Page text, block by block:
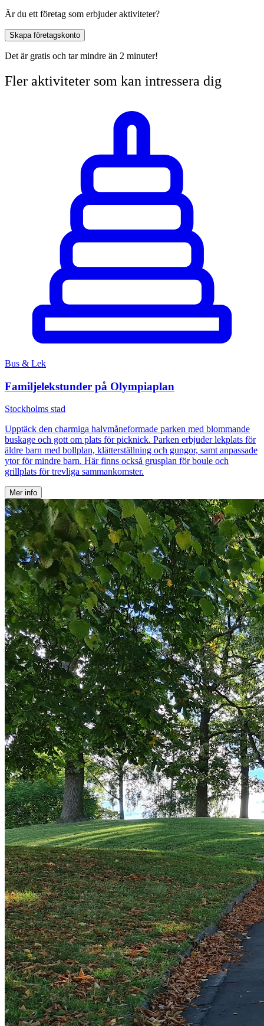
Är du ett företag som erbjuder aktiviteter?
Skapa företagskonto
Det är gratis och tar mindre än 2 minuter!
Fler aktiviteter som kan intressera dig
Bus & Lek
Familjelekstunder på Olympiaplan
Stockholms stad
Upptäck den charmiga halvmåneformade parken med blommande
buskage och gott om plats för picknick. Parken erbjuder lekplats för
äldre barn med bollplan, klätterställning och gungor, samt anpassade
ytor för mindre barn. Här finns också grusplan för boule och
grillplats för trevliga sammankomster.
Mer info